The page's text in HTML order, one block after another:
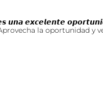
𝙪𝙣𝙖 𝙚𝙭𝙘𝙚𝙡𝙚𝙣𝙩𝙚
la oportunidad y